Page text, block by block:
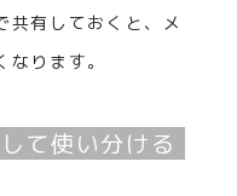
共有しておくと、メ
ります。
て使い分ける